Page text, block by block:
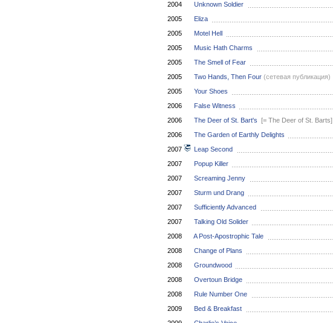
2004
Unknown Soldier
2005
Eliza
2005
Motel Hell
2005
Music Hath Charms
2005
The Smell of Fear
2005
Two Hands, Then Four (сетевая публикация)
2005
Your Shoes
2006
False Witness
2006
The Deer of St. Bart's [= The Deer of St. Barts]
2006
The Garden of Earthly Delights
2007
Leap Second
2007
Popup Killer
2007
Screaming Jenny
2007
Sturm und Drang
2007
Sufficiently Advanced
2007
Talking Old Solider
2008
A Post-Apostrophic Tale
2008
Change of Plans
2008
Groundwood
2008
Overtoun Bridge
2008
Rule Number One
2009
Bed & Breakfast